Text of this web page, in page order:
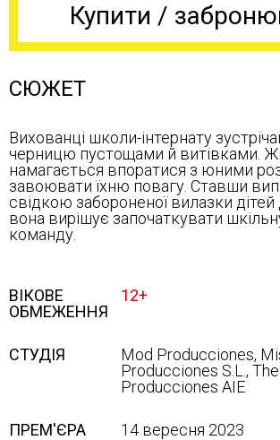
Купити /
СЮЖЕТ
Вихованці школи-інтернату
черницю пустощами й витівками.
намагається впоратися з юними
завоювати їхню повагу. Ставши
свідкою забороненої вилазки дітей
вона вирішує започаткувати
команду.
ВІКОВЕ
ОБМЕЖЕННЯ
12+
СТУДІЯ
Mod Producciones,
Producciones S.L.,
Producciones AIE
ПРЕМ'ЄРА 14 вересня 2023